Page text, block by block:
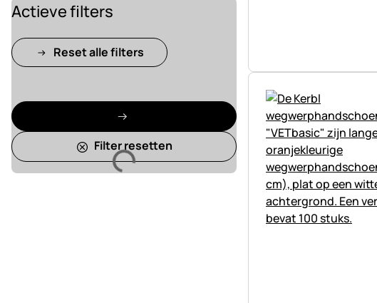
Laden
Actieve filters
Reset alle filters
Filter resetten